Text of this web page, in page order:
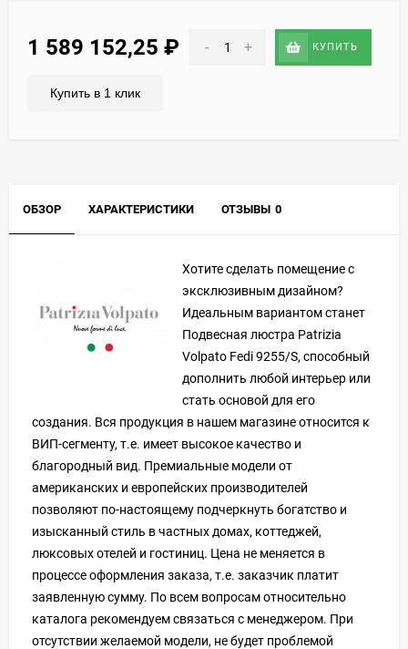
1 589 152,25 ₽ - + КУПИТЬ
Купить в 1 клик
ОБЗОР ХАРАКТЕРИСТИКИ ОТЗЫВЫ 0
Хотите сделать помещение с
эксклюзивным дизайном?
Идеальным вариантом станет
Подвесная люстра Patrizia
Volpato Fedi 9255/S, способный
дополнить любой интерьер или
стать основой для его
создания. Вся продукция в нашем магазине относится к
ВИП-сегменту, т.е. имеет высокое качество и
благородный вид. Премиальные модели от
американских и европейских производителей
позволяют по-настоящему подчеркнуть богатство и
изысканный стиль в частных домах, коттеджей,
люксовых отелей и гостиниц. Цена не меняется в
процессе оформления заказа, т.е. заказчик платит
заявленную сумму. По всем вопросам относительно
каталога рекомендуем связаться с менеджером. При
отсутствии желаемой модели, не будет проблемой